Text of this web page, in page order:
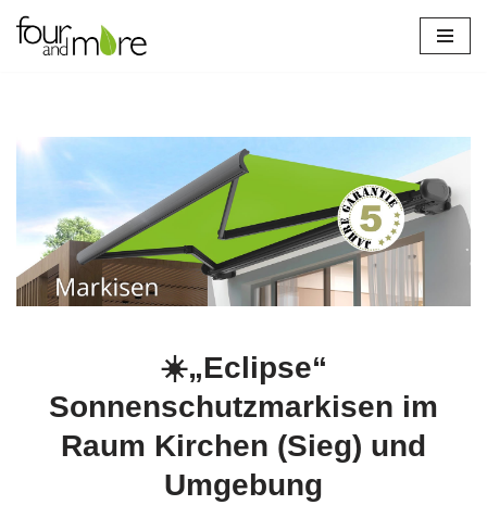
Zum
☀️„Eclipse“
Sonnenschutzmarkisen im
Raum Kirchen (Sieg) und
Umgebung